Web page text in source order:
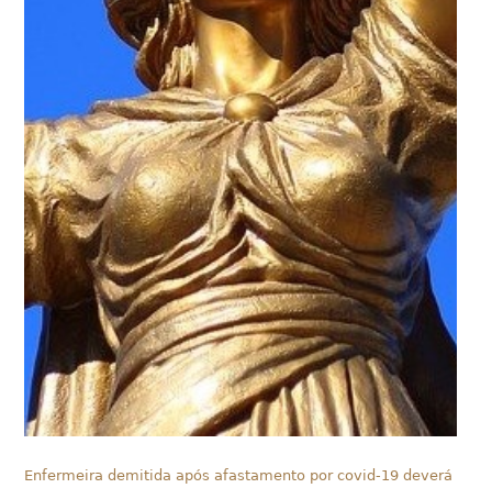
Enfermeira demitida após afastamento por covid-19 deverá